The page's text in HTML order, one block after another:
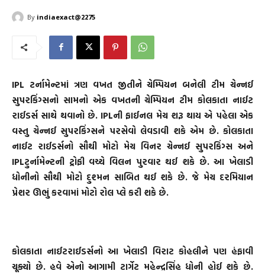
By indiaexact@2275
IPL ટર્નામેન્ટમાં ત્રણ વખત જીતીને ચેમ્પિયન બનેલી ટીમ ચેન્નઈ
સુપરકિંગ્સનો સામનો એક વખતની ચેમ્પિયન ટીમ કોલકાતા નાઈટ
રાઈડર્સ સાથે થવાનો છે. IPLની ફાઈનલ મેચ શરૂ થાય એ પહેલા એક
વસ્તુ ચેન્નઈ સુપરકિંગ્સને પરસેવો લેવડાવી શકે એમ છે. કોલકાતા
નાઈટ રાઈડર્સનો સૌથી મોટો મેચ વિનર ચેન્નઈ સુપરકિંગ્સ અને
IPLટુર્નામેન્ટની ટ્રોફી વચ્ચે વિલન પુરવાર થઈ શકે છે. આ ખેલાડી
ધોનીનો સૌથી મોટો દુશ્મન સાબિત થઈ શકે છે. જે મેચ દરમિયાન
પ્રેશર ઊભું કરવામાં મોટો રોલ પ્લે કરી શકે છે.
કોલકાતા નાઈટરાઈડર્સનો આ ખેલાડી વિરાટ કોહલીને પણ હંફાવી
ચૂક્યો છે. હવે એનો આગામી ટાર્ગેટ મહેન્દ્રસિંહ ધોની હોઈ શકે છે.